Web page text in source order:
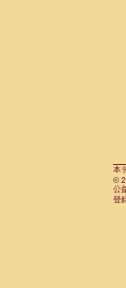
本
©
公
登